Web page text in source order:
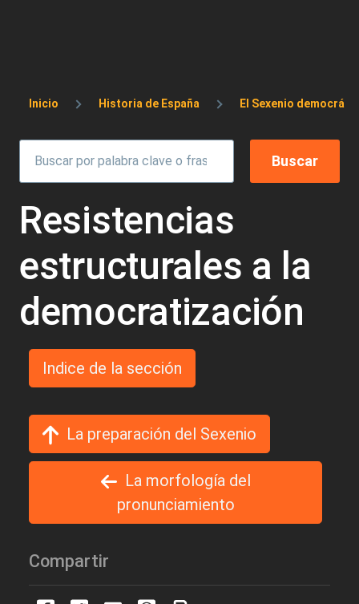
Sobrescribir enlaces de ayuda a la
Inicio Historia de España El Sexenio
Resistencias
estructurales a la
democratización
Indice de la sección
La preparación del Sexenio
La morfología del
pronunciamiento
Compartir